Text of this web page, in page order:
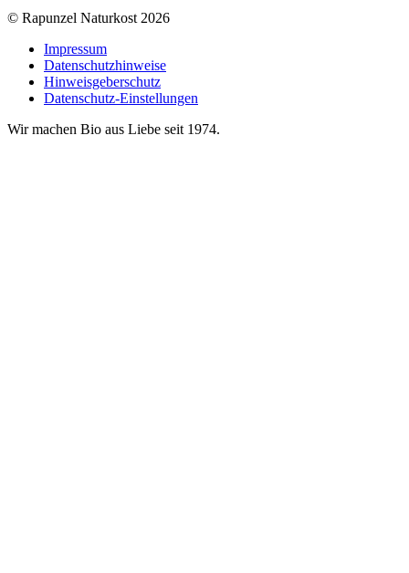
© Rapunzel Naturkost 2026
Impressum
Datenschutzhinweise
Hinweisgeberschutz
Datenschutz-Einstellungen
Wir machen Bio aus Liebe seit 1974.